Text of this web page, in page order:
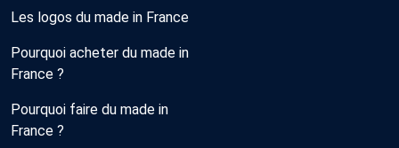
Les logos du made in France
Pourquoi acheter du made in
France ?
Pourquoi faire du made in
France ?